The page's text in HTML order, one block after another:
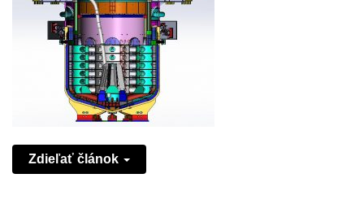
Zdieľať článok